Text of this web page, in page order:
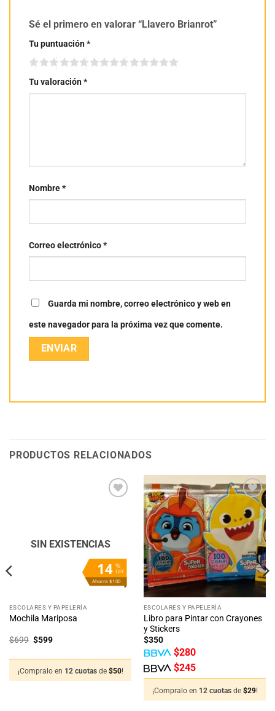
Sé el primero en valorar “Llavero Brianrot”
Tu puntuación*
Tu valoración*
Nombre*
Correo electrónico*
Guarda mi nombre, correo electrónico y web en
este navegador para la próxima vez que comente.
PRODUCTOS RELACIONADOS
%
OFF
14
Ahorra $100
deseos
SIN EXISTENCIAS
ESCOLARES Y PAPELERÍA
Mochila Mariposa
$699 El
$699.
$599El
$599.
¡Compralo en 12 cuotas de $50!
Añadir
a la
lista
de
deseos
ESCOLARES Y PAPELERÍA
Libro para Pintar con Crayones
y Stickers
$350
$280
$245
¡Compralo en 12 cuotas de $29!